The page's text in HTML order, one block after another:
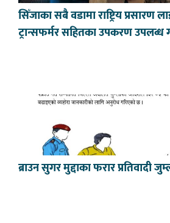
सिँजाका सबै वडामा राष्ट्रिय प्रसारण
ट्रान्सफर्मर सहितका उपकरण उपलब्ध
ब्राउन सुगर मुद्दाका फरार प्रतिवादी